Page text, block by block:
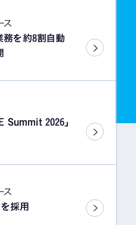
ス
務を約8割自動
Summit 2026」
ス
を採用